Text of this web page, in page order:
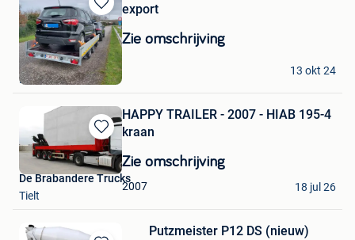
Bewaren
in
Mijn
Favorieten
export
Zie omschrijving
Vrmbv
Lier
13 okt 24
Bewaren
in
Mijn
Favorieten
HAPPY TRAILER - 2007 - HIAB 195-4
kraan
Zie omschrijving
2007
De Brabandere Trucks
Tielt
18 jul 26
Putzmeister P12 DS (nieuw)